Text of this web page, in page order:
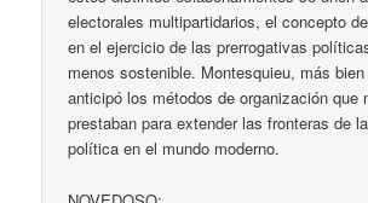
electorales multipartidarios, el concepto
en el ejercicio de las prerrogativas
menos sostenible. Montesquieu, más
anticipó los métodos de organización que
prestaban para extender las fronteras de
política en el mundo moderno.